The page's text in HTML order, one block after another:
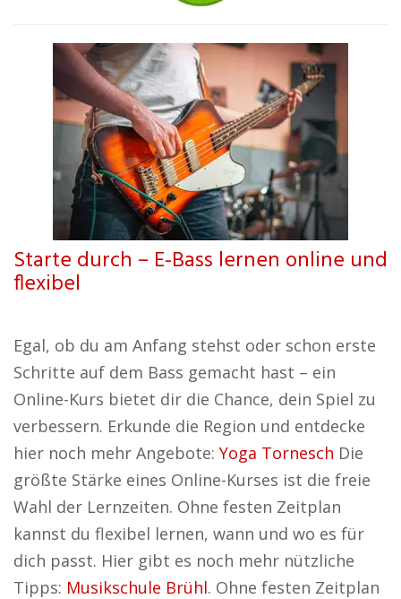
Starte durch – E-Bass lernen online und
flexibel
Egal, ob du am Anfang stehst oder schon erste
Schritte auf dem Bass gemacht hast – ein
Online-Kurs bietet dir die Chance, dein Spiel zu
verbessern. Erkunde die Region und entdecke
hier noch mehr Angebote: Yoga Tornesch Die
größte Stärke eines Online-Kurses ist die freie
Wahl der Lernzeiten. Ohne festen Zeitplan
kannst du flexibel lernen, wann und wo es für
dich passt. Hier gibt es noch mehr nützliche
Tipps: Musikschule Brühl. Ohne festen Zeitplan